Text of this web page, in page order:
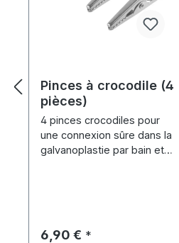
Pinces à crocodile (4
pièces)
4 pinces crocodiles pour
une connexion sûre dans la
galvanoplastie par bain et
Prix régulier :
6,90 € *